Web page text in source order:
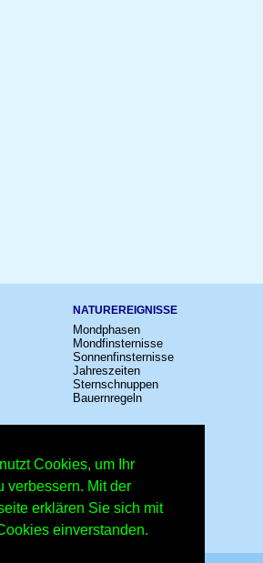
Cookies, um Ihr
verbessern. Mit der
erklären Sie sich mit
einverstanden.
NATUREREIGNISSE
Mondphasen
Mondfinsternisse
Sonnenfinsternisse
Jahreszeiten
Sternschnuppen
Bauernregeln
Sternzeichen
Schalttage
Messen
Erinnerungen
Volksfeste